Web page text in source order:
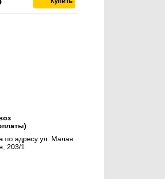
по адресу ул. Малая
203/1